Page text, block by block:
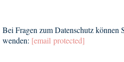
Bei Fragen zum Datenschutz können
wenden: [email protected]